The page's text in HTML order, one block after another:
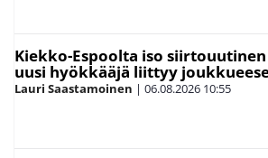
Kiekko-Espoolta iso siirtouutinen
uusi hyökkääjä liittyy
Lauri Saastamoinen | 06.08.2026 10:55